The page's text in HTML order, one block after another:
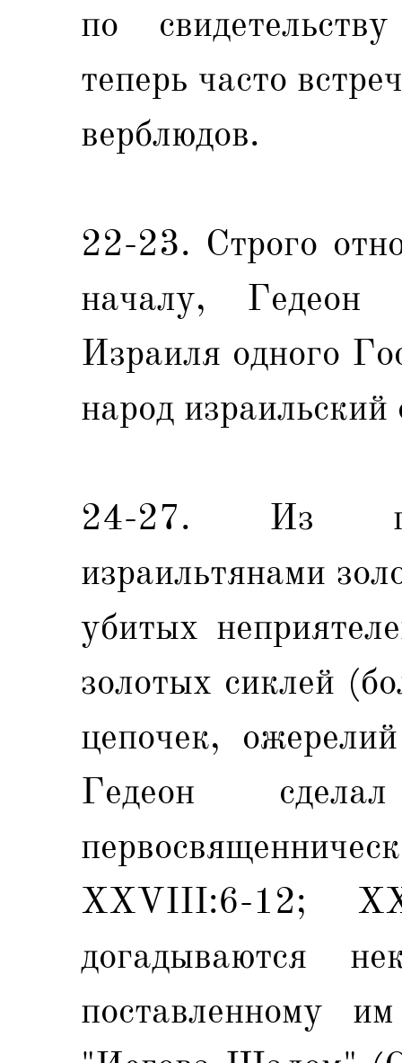
по
теперь часто
верблюдов.
22-23. Строго
началу, Гедеон
Израиля одного
народ
24-27. Из
израильтянами
убитых
золотых сиклей
цепочек,
Гедеон
XXVIII:6-12;
догадываются
поставленному